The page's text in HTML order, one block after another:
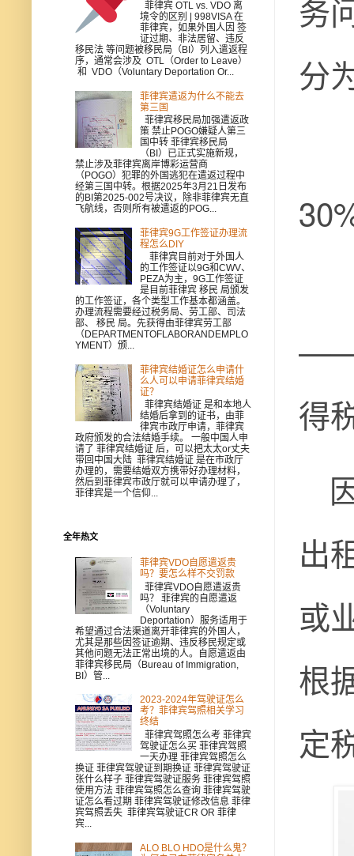
务
分
——
得
出
或
根
定
菲律宾 OTL vs. VDO 离
境令的区别 | 998VISA 在
菲律宾，如果外国人因 签
证过期、非法居留、违反
移民法 等问题被移民局（BI）列入遣返程
序，通常会涉及 OTL（Order to Leave）
和 VDO（Voluntary Deportation Or...
菲律宾遣返为什么不能去
第三国
菲律宾移民局加强遣返政
策 禁止POGO嫌疑人第三
国中转 菲律宾移民局
（BI）已正式实施新规，
禁止涉及菲律宾离岸博彩运营商
（POGO）犯罪的外国逃犯在遣返过程中
经第三国中转。根据2025年3月21日发布
的BI第2025-002号决议，除非菲律宾无直
飞航线，否则所有被遣返的POG...
菲律宾9G工作签证办理流
程怎么DIY
菲律宾目前对于外国人
的工作签证以9G和CWV、
PEZA为主，9G工作签证
是目前菲律宾 移民 局颁发
的工作签证，各个类型工作基本都涵盖。
办理流程需要经过税务局、劳工部、司法
部、 移民 局。先获得由菲律宾劳工部
（DEPARTMENTOFLABORANDEMPLO
YMENT）颁...
菲律宾结婚证怎么申请什
么人可以申请菲律宾结婚
证？
菲律宾结婚证 是和本地人
结婚后拿到的证书，由菲
律宾市政厅申请，菲律宾
政府颁发的合法结婚手续。 一般中国人申
请了 菲律宾结婚证 后，可以把太太or丈夫
带回中国大陆 菲律宾结婚证 是在市政厅
办理的，需要结婚双方携带好办理材料，
然后到菲律宾市政厅就可以申请办理了，
菲律宾是一个信仰...
全年热文
菲律宾VDO自愿遣返贵
吗？要怎么样不交罚款
菲律宾VDO自愿遣返贵
吗？ 菲律宾的自愿遣返
（Voluntary
Deportation）服务适用于
希望通过合法渠道离开菲律宾的外国人，
尤其是那些因签证逾期、违反移民规定或
其他问题无法正常出境的人。自愿遣返由
菲律宾移民局（Bureau of Immigration,
BI）管...
2023-2024年驾驶证怎么
考？菲律宾驾照相关学习
终结
菲律宾驾照怎么考 菲律宾
驾驶证怎么买 菲律宾驾照
一天办理 菲律宾驾照怎么
换证 菲律宾驾驶证到期换证 菲律宾驾驶证
张什么样子 菲律宾驾驶证服务 菲律宾驾照
使用方法 菲律宾驾照怎么查询 菲律宾驾驶
证怎么看过期 菲律宾驾驶证修改信息 菲律
宾驾照丢失 菲律宾驾驶证CR OR 菲律
宾...
ALO BLO HDO是什么鬼？